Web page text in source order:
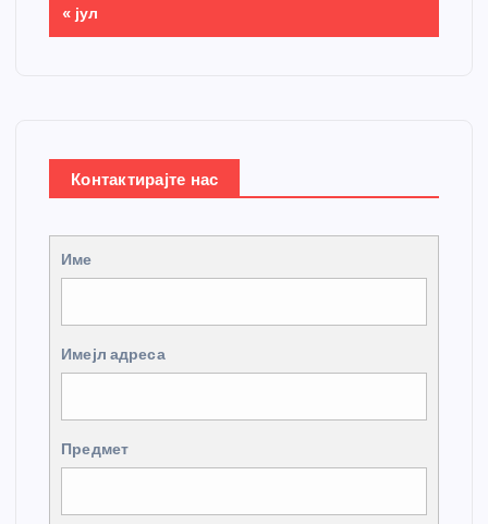
« јул
Контактирајте нас
Име
Имејл адреса
Предмет